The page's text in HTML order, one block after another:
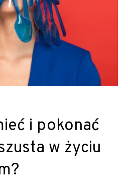
i pokonać
w życiu